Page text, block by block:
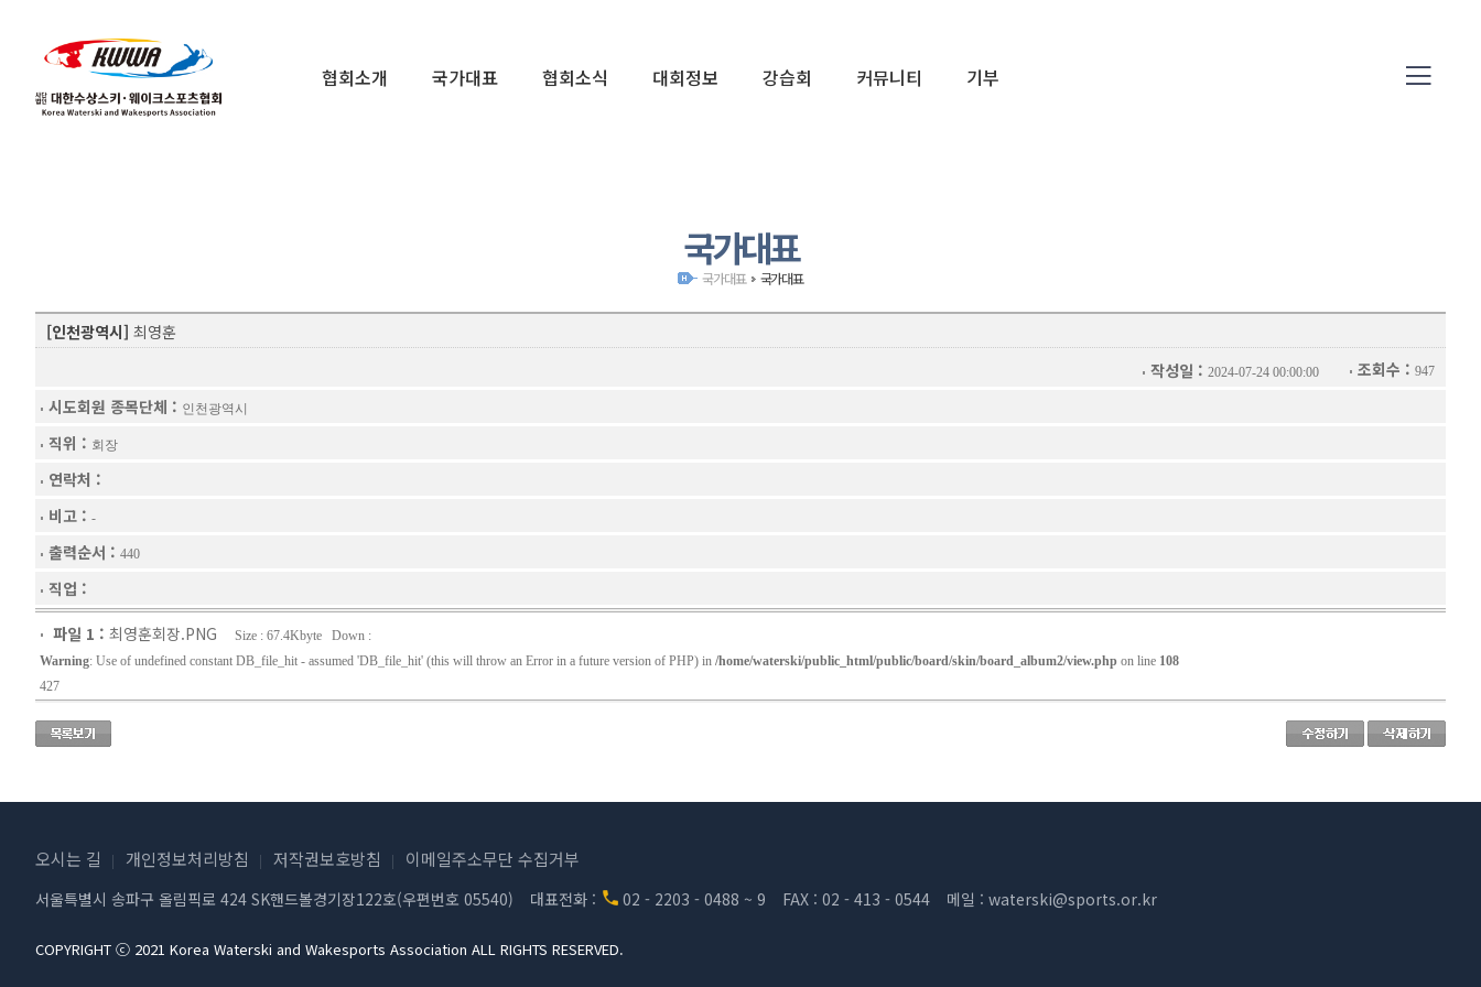
협회소개 국가대표 협회소식 대회정보 강습회 커뮤니티 기부
????? ?????
국가대표
국가대표 국가대표
[인천광역시] 최영훈
작성일 : 2024-07-24 00:00:00 조회수 : 947
시도회원 종목단체 : 인천광역시
직위 : 회장
연락처 :
비고 : -
출력순서 : 440
직업 :
파일 1 : 최영훈회장.PNG
Size : 67.4Kbyte Down :
Warning: Use of undefined constant DB_file_hit - assumed 'DB_file_hit' (this will throw an Error in a future version of PHP) in /home/waterski/public_html/public/board/skin/board_album2/view.php on line 108
427
오시는 길 개인정보처리방침 저작권보호방침 이메일주소무단 수집거부
서울특별시 송파구 올림픽로 424 SK핸드볼경기장122호(우편번호 05540) 대표전화 : 02 - 2203 - 0488 ~ 9 FAX : 02 - 413 - 0544 메일 : waterski@sports.or.kr
COPYRIGHT ⓒ 2021 Korea Waterski and Wakesports Association ALL RIGHTS RESERVED.